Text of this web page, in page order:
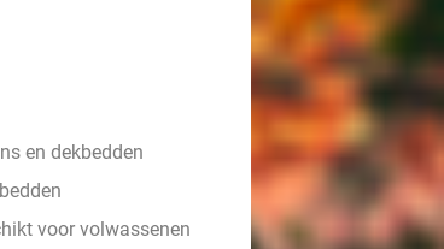
en dekbedden
voor volwassenen